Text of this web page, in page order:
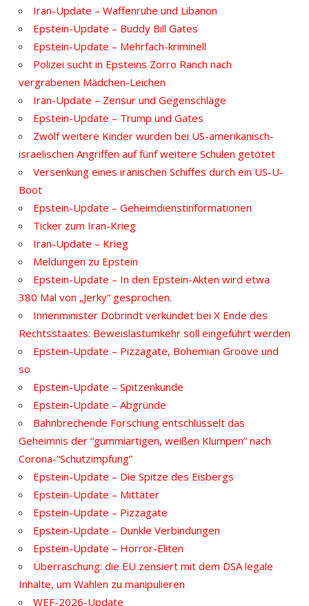
Iran-Update – Waffenruhe und Libanon
Epstein-Update – Buddy Bill Gates
Epstein-Update – Mehrfach-kriminell
Polizei sucht in Epsteins Zorro Ranch nach
vergrabenen Mädchen-Leichen
Iran-Update – Zensur und Gegenschläge
Epstein-Update – Trump und Gates
Zwölf weitere Kinder wurden bei US-amerikanisch-
israelischen Angriffen auf fünf weitere Schulen getötet
Versenkung eines iranischen Schiffes durch ein US-U-
Boot
Epstein-Update – Geheimdienstinformationen
Ticker zum Iran-Krieg
Iran-Update – Krieg
Meldungen zu Epstein
Epstein-Update – In den Epstein-Akten wird etwa
380 Mal von „Jerky“ gesprochen.
Innenminister Dobrindt verkündet bei X Ende des
Rechtsstaates: Beweislastumkehr soll eingeführt werden
Epstein-Update – Pizzagate, Bohemian Groove und
so
Epstein-Update – Spitzenkunde
Epstein-Update – Abgründe
Bahnbrechende Forschung entschlüsselt das
Geheimnis der “gummiartigen, weißen Klumpen” nach
Corona-“Schutzimpfung”
Epstein-Update – Die Spitze des Eisbergs
Epstein-Update – Mittäter
Epstein-Update – Pizzagate
Epstein-Update – Dunkle Verbindungen
Epstein-Update – Horror-Eliten
Überraschung: die EU zensiert mit dem DSA legale
Inhalte, um Wahlen zu manipulieren
WEF-2026-Update